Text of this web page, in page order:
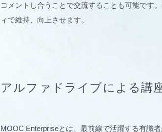
コメントし合うことで交流することも可能です
ィで維持、向上させます。
アルファドライブによる講
MOOC Enterpriseとは、最前線で活躍する有識